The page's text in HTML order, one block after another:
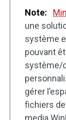
Note:
une
système
pouvant
système/
gérer
fichiers
media